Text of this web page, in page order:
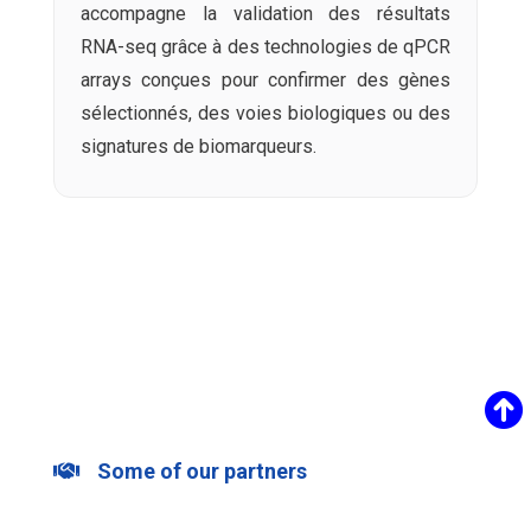
accompagne la validation des résultats
RNA-seq grâce à des technologies de qPCR
arrays conçues pour confirmer des gènes
sélectionnés, des voies biologiques ou des
signatures de biomarqueurs.
Some of our partners